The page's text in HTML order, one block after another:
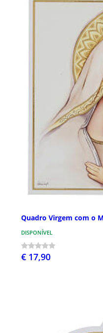
Quadro Virgem com o
DISPONÍVEL
€ 17,90